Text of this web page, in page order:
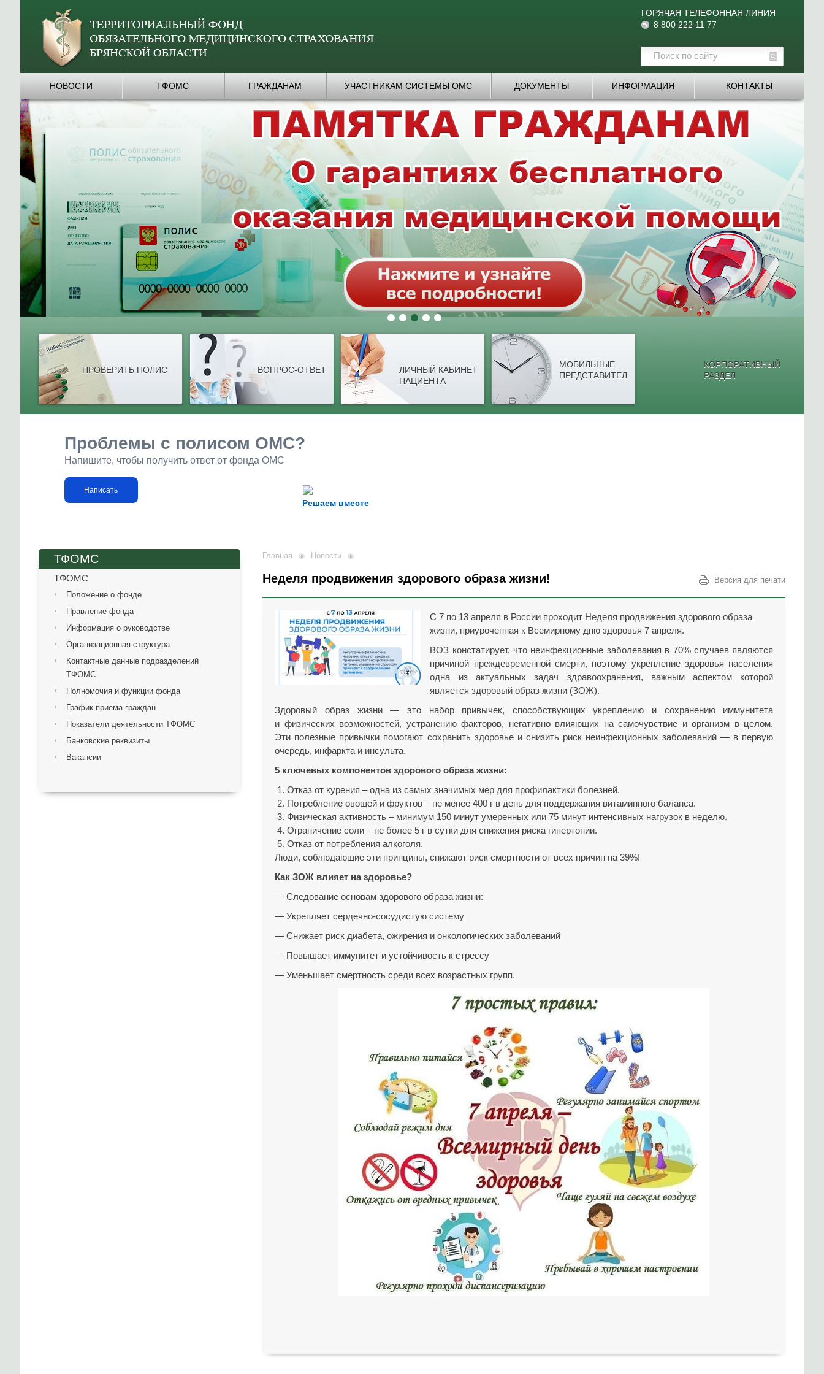
ГОРЯЧАЯ ТЕЛЕФОННАЯ ЛИНИЯ
8 800 222 11 77
НОВОСТИ ТФОМС ГРАЖДАНАМ УЧАСТНИКАМ СИСТЕМЫ ОМС ДОКУМЕНТЫ ИНФОРМАЦИЯ КОНТАКТЫ
ПРОВЕРИТЬ ПОЛИС ВОПРОС-ОТВЕТ
ЛИЧНЫЙ КАБИНЕТ
ПАЦИЕНТА
МОБИЛЬНЫЕ
ПРЕДСТАВИТЕЛ.
КОРПОРАТИВНЫЙ
РАЗДЕЛ
Решаем вместе
Проблемы с полисом ОМС?
Напишите, чтобы получить ответ от фонда ОМС
Написать
ТФОМС
ТФОМС
Положение о фонде
Правление фонда
Информация о руководстве
Организационная структура
Контактные данные подразделений
ТФОМС
Полномочия и функции фонда
График приема граждан
Показатели деятельности ТФОМС
Банковские реквизиты
Вакансии
Главная Новости
Неделя продвижения здорового образа жизни! Версия для печати
С 7 по 13 апреля в России проходит Неделя продвижения здорового образа
жизни, приуроченная к Всемирному дню здоровья 7 апреля.
ВОЗ констатирует, что неинфекционные заболевания в 70% случаев являются
причиной преждевременной смерти, поэтому укрепление здоровья населения
одна из актуальных задач здравоохранения, важным аспектом которой
является здоровый образ жизни (ЗОЖ).
Здоровый образ жизни — это набор привычек, способствующих укреплению и сохранению иммунитета
и физических возможностей, устранению факторов, негативно влияющих на самочувствие и организм в целом.
Эти полезные привычки помогают сохранить здоровье и снизить риск неинфекционных заболеваний — в первую
очередь, инфаркта и инсульта.
5 ключевых компонентов здорового образа жизни:
Отказ от курения – одна из самых значимых мер для профилактики болезней.
Потребление овощей и фруктов – не менее 400 г в день для поддержания витаминного баланса.
Физическая активность – минимум 150 минут умеренных или 75 минут интенсивных нагрузок в неделю.
Ограничение соли – не более 5 г в сутки для снижения риска гипертонии.
Отказ от потребления алкоголя.
Люди, соблюдающие эти принципы, снижают риск смертности от всех причин на 39%!
Как ЗОЖ влияет на здоровье?
— Следование основам здорового образа жизни:
— Укрепляет сердечно-сосудистую систему
— Снижает риск диабета, ожирения и онкологических заболеваний
— Повышает иммунитет и устойчивость к стрессу
— Уменьшает смертность среди всех возрастных групп.